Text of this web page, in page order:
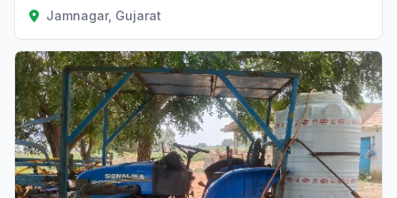
Jamnagar, Gujarat